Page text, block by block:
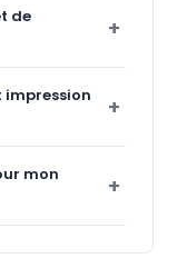
de
impression
mon